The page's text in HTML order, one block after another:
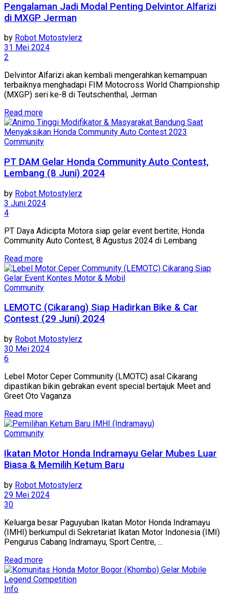
Pengalaman Jadi Modal Penting Delvintor Alfarizi
di MXGP Jerman
by Robot Motostylerz
31 Mei 2024
2
Delvintor Alfarizi akan kembali mengerahkan kemampuan
terbaiknya menghadapi FIM Motocross World Championship
(MXGP) seri ke-8 di Teutschenthal, Jerman
Read more
Community
PT DAM Gelar Honda Community Auto Contest,
Lembang (8 Juni) 2024
by Robot Motostylerz
3 Juni 2024
4
PT Daya Adicipta Motora siap gelar event bertite; Honda
Community Auto Contest, 8 Agustus 2024 di Lembang
Read more
Community
LEMOTC (Cikarang) Siap Hadirkan Bike & Car
Contest (29 Juni) 2024
by Robot Motostylerz
30 Mei 2024
6
Lebel Motor Ceper Community (LMOTC) asal Cikarang
dipastikan bikin gebrakan event special bertajuk Meet and
Greet Oto Vaganza
Read more
Community
Ikatan Motor Honda Indramayu Gelar Mubes Luar
Biasa & Memilih Ketum Baru
by Robot Motostylerz
29 Mei 2024
30
Keluarga besar Paguyuban Ikatan Motor Honda Indramayu
(IMHI) berkumpul di Sekretariat Ikatan Motor Indonesia (IMI)
Pengurus Cabang Indramayu, Sport Centre, ...
Read more
Info